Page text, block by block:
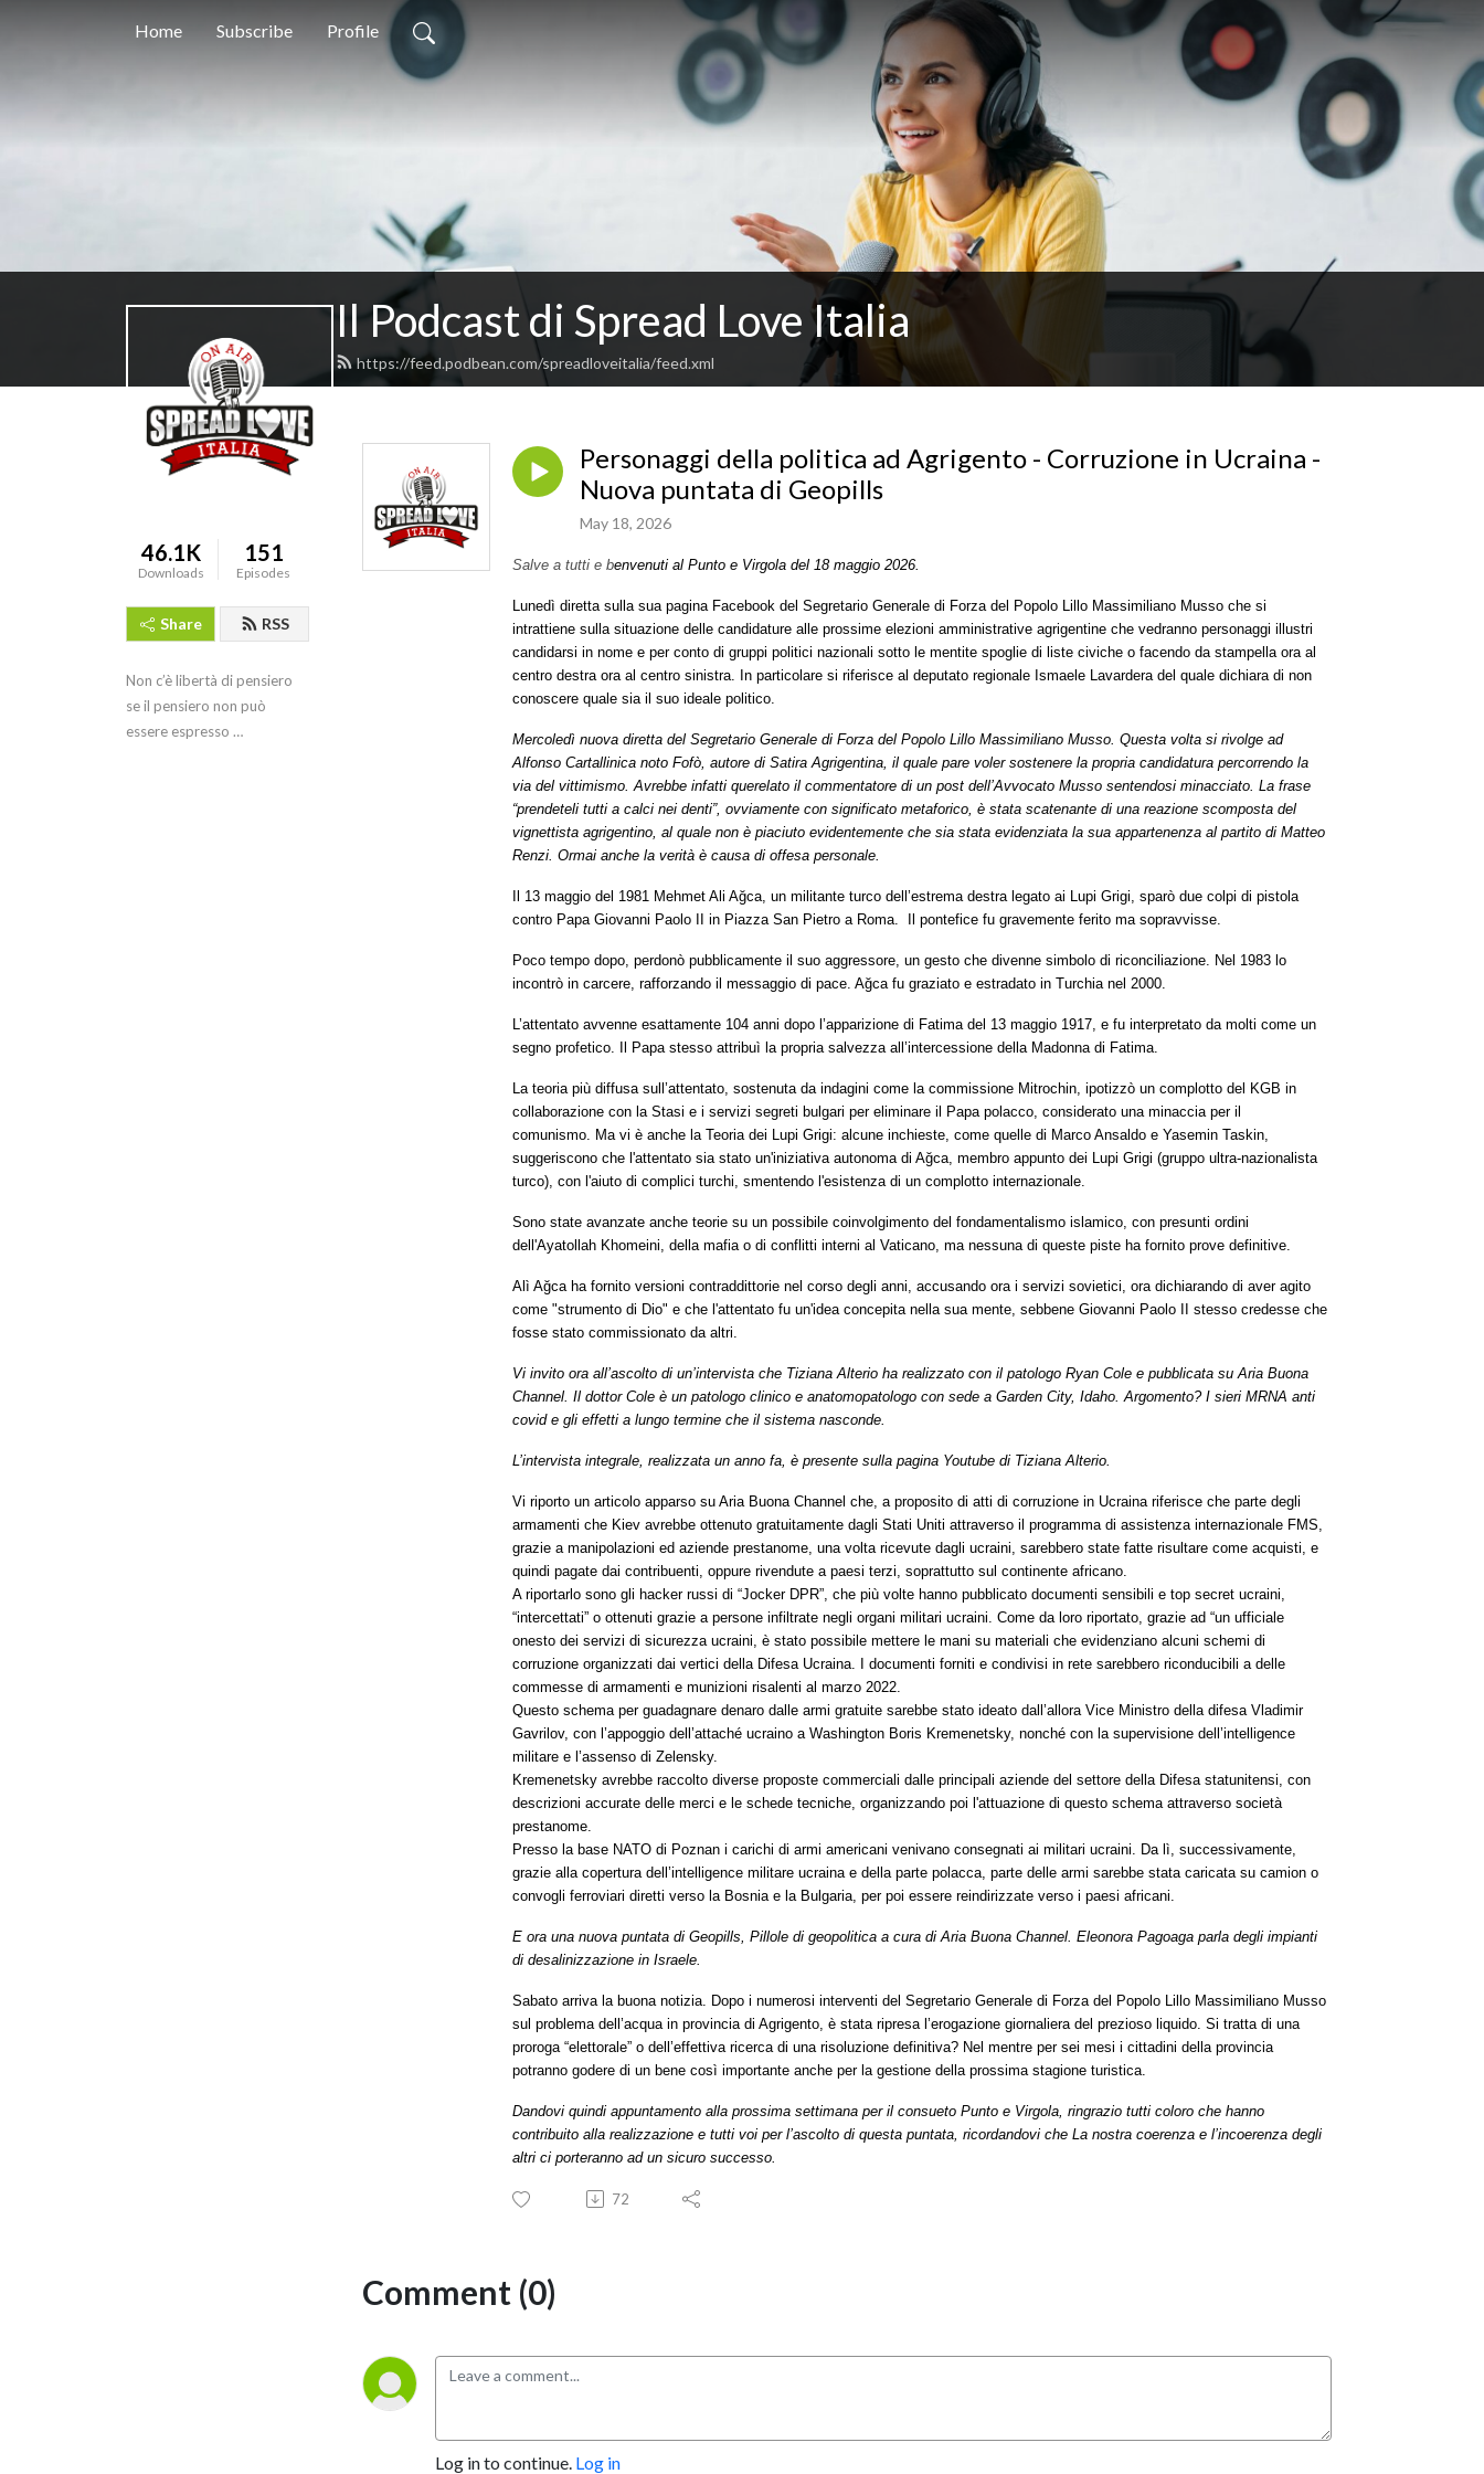
Home Subscribe Profile
Il Podcast di Spread Love Italia
https://feed.podbean.com/spreadloveitalia/feed.xml
46.1K
Downloads
151
Episodes
Share RSS
Non c’è libertà di pensiero
se il pensiero non può
essere espresso
Personaggi della politica ad Agrigento - Corruzione in Ucraina -
Nuova puntata di Geopills
May 18, 2026
Salve a tutti e benvenuti al Punto e Virgola del 18maggio 2026
Lunedì diretta sulla sua pagina Facebook del Segretario Generale di Forza del Popolo Lillo Massimiliano Musso che si
intrattiene sulla situazione delle candidature alle prossime elezioni amministrative agrigentine che vedranno personaggi illustri
candidarsi in nome e per conto di gruppi politici nazionali sotto le mentite spoglie di liste civiche o facendo da stampella ora al
centro destra ora al centro sinistra.
In particolare si riferisce al deputato regionale Ismaele Lavardera del quale dichiara di non
conoscere quale sia il suo ideale politico.
Mercoledì nuova diretta del Segretario Generale di Forza del Popolo Lillo Massimiliano Musso. Questa volta si rivolge ad
Alfonso Cartallinica noto Fofò, autore di Satira Agrigentina, il quale pare voler sostenere la propria candidatura percorrendo la
via del vittimismo. Avrebbe infatti querelato il commentatore di un post dell’Avvocato Musso sentendosi minacciato. La frase
“prendeteli tutti a calci nei denti”, ovviamente con significato metaforico, è stata scatenante di una reazione scomposta del
vignettista agrigentino, al quale non è piaciuto evidentemente che sia stata evidenziata la sua appartenenza al partito di Matteo
Renzi. Ormai anche la verità è causa di offesa personale.
Il 13 maggio del 1981 Mehmet Ali Ağca, un militante turco dell’estrema destra legato ai Lupi Grigi, sparò due colpi di pistola
contro Papa Giovanni Paolo II in Piazza San Pietro a Roma. Il pontefice fu gravemente ferito ma sopravvisse.
Poco tempo dopo, perdonò pubblicamente il suo aggressore, un gesto che divenne simbolo di riconciliazione. Nel 1983 lo
incontrò in carcere, rafforzando il messaggio di pace. Ağca fu graziato e estradato in Turchia nel 2000.
L’attentato avvenne esattamente 104 anni dopo l’apparizione di Fatima del 13 maggio 1917, e fu interpretato da molti come un
segno profetico. Il Papa stesso attribuì la propria salvezza all’intercessione della Madonna di Fatima.
La teoria più diffusa sull’attentato, sostenuta da indagini come la commissione Mitrochin, ipotizzò un complotto del KGB in
collaborazione con la Stasi e i servizi segreti bulgari per eliminare il Papa polacco, considerato una minaccia per il
comunismo. Ma vi è anche la Teoria dei Lupi Grigi: a lcune inchieste, come quelle di Marco Ansaldo e Yasemin Taskin,
suggeriscono che l'attentato sia stato un'iniziativa autonoma di Ağca, membro appunto dei Lupi Grigi (gruppo ultra-nazionalista
turco), con l'aiuto di complici turchi, smentendo l'esistenza di un complotto internazionale.
Sono state avanzate anche teorie su un possibile coinvolgimento del fondamentalismo islamico, con presunti ordini
dell'Ayatollah Khomeini, della mafia o di conflitti interni al Vaticano, ma nessuna di queste piste ha fornito prove definitive.
Alì Ağca ha fornito versioni contraddittorie nel corso degli anni, accusando ora i servizi sovietici, ora dichiarando di aver agito
come "strumento di Dio" e che l'attentato fu un'idea concepita nella sua mente, sebbene Giovanni Paolo II stesso credesse che
fosse stato commissionato da altri.
Vi invito ora all’ascolto di un’intervista che Tiziana Alterio ha realizzato con il patologo Ryan Cole e pubblicata su Aria Buona
Channel. Il dottor Cole è un patologo clinico e anatomopatologo con sede a Garden City, Idaho. Argomento? I sieri MRNA anti
covid e gli effetti a lungo termine che il sistema nasconde.
L’intervista integrale, realizzata un anno fa, è presente sulla pagina Youtube di Tiziana Alterio.
Vi riporto un articolo apparso su Aria Buona Channel che, a proposito di atti di corruzione in Ucraina riferisce che parte degli
armamenti che Kiev avrebbe ottenuto gratuitamente dagli Stati Uniti attraverso il programma di assistenza internazionale FMS,
grazie a manipolazioni ed aziende prestanome, una volta ricevute dagli ucraini, sarebbero state fatte risultare come acquisti, e
quindi pagate dai contribuenti, oppure rivendute a paesi terzi, soprattutto sul continente africano.
A riportarlo sono gli hacker russi di “Jocker DPR”, che più volte hanno pubblicato documenti sensibili e top secret ucraini,
“intercettati” o ottenuti grazie a persone infiltrate negli organi militari ucraini. Come da loro riportato, grazie ad “un ufficiale
onesto dei servizi di sicurezza ucraini, è stato possibile mettere le mani su materiali che evidenziano alcuni schemi di
corruzione organizzati dai vertici della Difesa Ucraina. I documenti forniti e condivisi in rete sarebbero riconducibili a delle
commesse di armamenti e munizioni risalenti al marzo 2022.
Questo schema per guadagnare denaro dalle armi gratuite sarebbe stato ideato dall’allora Vice Ministro della difesa Vladimir
Gavrilov, con l’appoggio dell’attaché ucraino a Washington Boris Kremenetsky, nonché con la supervisione dell’intelligence
militare e l’assenso di Zelensky.
Kremenetsky avrebbe raccolto diverse proposte commerciali dalle principali aziende del settore della Difesa statunitensi, con
descrizioni accurate delle merci e le schede tecniche, organizzando poi l'attuazione di questo schema attraverso società
prestanome.
Presso la base NATO di Poznan i carichi di armi americani venivano consegnati ai militari ucraini. Da lì, successivamente,
grazie alla copertura dell’intelligence militare ucraina e della parte polacca, parte delle armi sarebbe stata caricata su camion o
convogli ferroviari diretti verso la Bosnia e la Bulgaria, per poi essere reindirizzate verso i paesi africani.
E ora una nuova puntata di Geopills, Pillole di geopolitica a cura di Aria Buona Channel. Eleonora Pagoaga parla degli impianti
di desalinizzazione in Israele.
Sabato arriva la buona notizia. Dopo i numerosi interventi del Segretario Generale di Forza del Popolo Lillo Massimiliano Musso
sul problema dell’acqua in provincia di Agrigento, è stata ripresa l’erogazione giornaliera del prezioso liquido. Si tratta di una
proroga “elettorale” o dell’effettiva ricerca di una risoluzione definitiva? Nel mentre per sei mesi i cittadini della provincia
potranno godere di un bene così importante anche per la gestione della prossima stagione turistica.
Dandovi quindi appuntamento alla prossima settimana per il consueto Punto e Virgola ringrazio tutti coloro che hanno
contribuito alla realizzazione e tutti voi per l’ascolto di questa puntata, ricordandovi che L a nostra coerenza e l’incoerenza degli
altri ci porteranno ad un sicuro successo.
72
Comment (0)
Log in to continue. Log in